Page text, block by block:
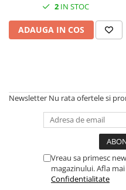
2 IN STOC
ADAUGA IN COS
Newsletter Nu rata ofertele si
Vreau sa primesc
magazinului. Afla
Confidentialitate